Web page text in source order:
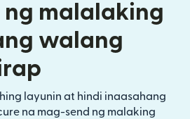
ng malalaking
walang
layunin at hindi inaasahang
na mag-send ng malaking